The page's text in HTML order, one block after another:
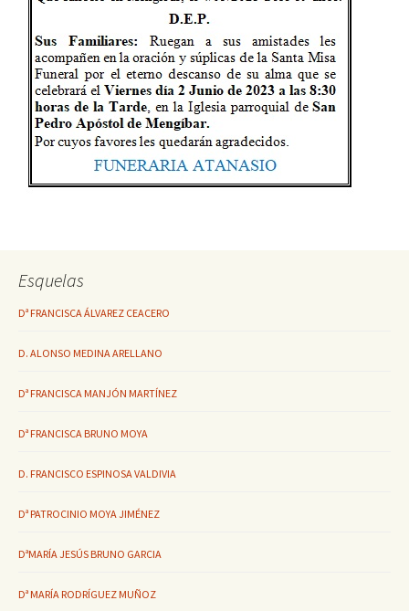
Esquelas
Dª FRANCISCA ÁLVAREZ CEACERO
D. ALONSO MEDINA ARELLANO
Dª FRANCISCA MANJÓN MARTÍNEZ
Dª FRANCISCA BRUNO MOYA
D. FRANCISCO ESPINOSA VALDIVIA
Dª PATROCINIO MOYA JIMÉNEZ
DªMARÍA JESÚS BRUNO GARCIA
Dª MARÍA RODRÍGUEZ MUÑOZ